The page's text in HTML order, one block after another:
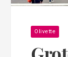
Olivette